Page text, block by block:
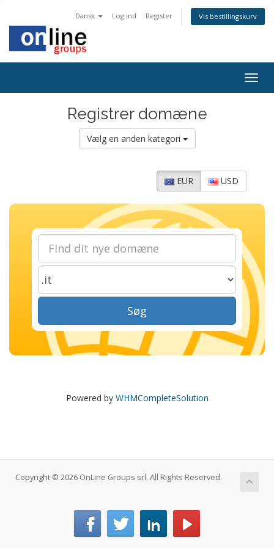
Dansk Log ind Register Vis bestillingskurv
Registrer domæne
Vælg en anden kategori
EUR USD
Søg
Powered by WHMCompleteSolution
Copyright © 2026 OnLine Groups srl. All Rights Reserved.